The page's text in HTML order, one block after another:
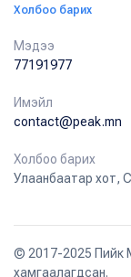
Холбоо барих
Мэдээ
77191977
Имэйл
contact@peak.mn
Холбоо барих
Улаанбаатар хот,
© 2017-2025 Пийк
хамгаалагдсан.